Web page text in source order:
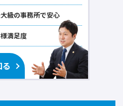
級の事務所で安心
満足度